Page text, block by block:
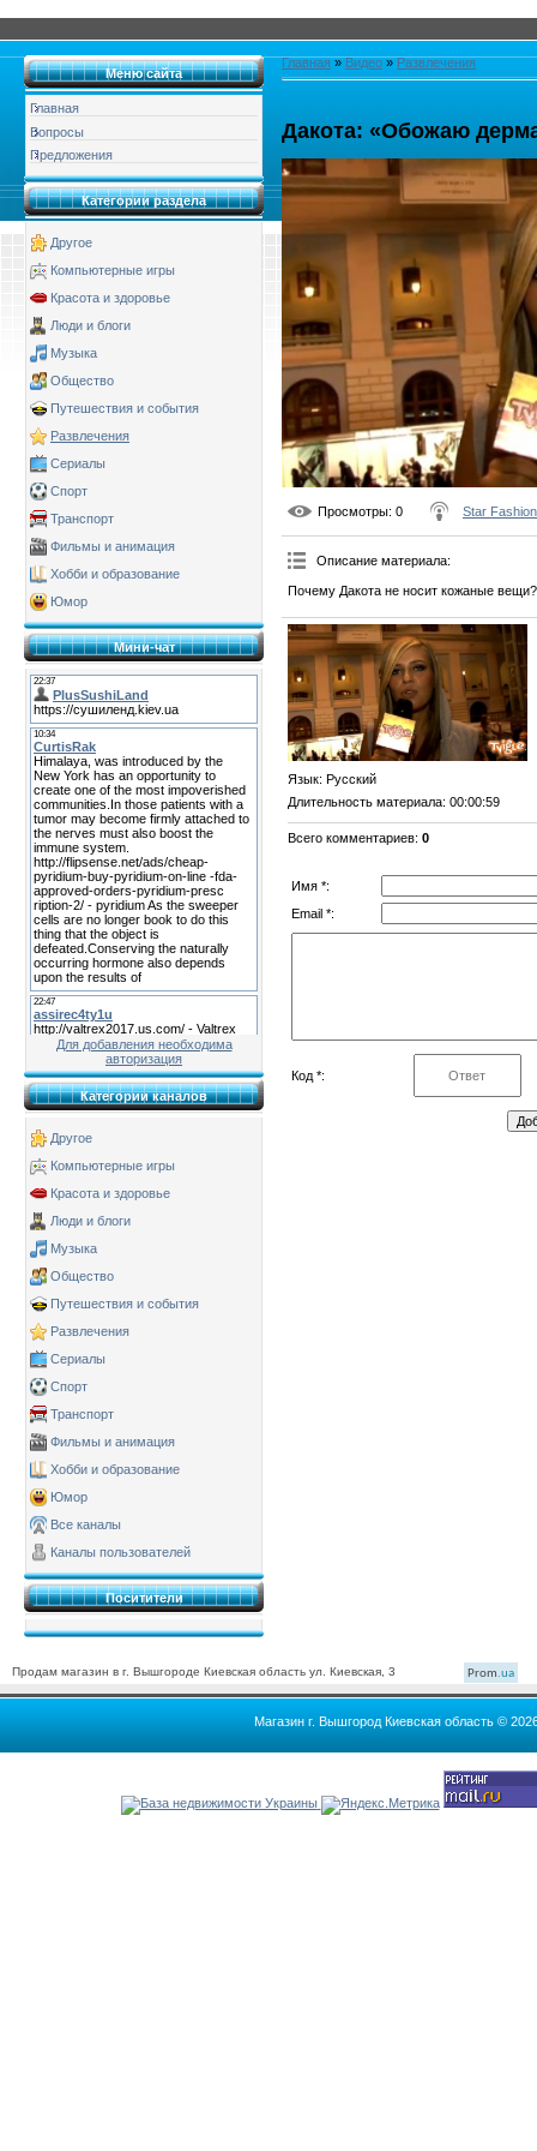
Меню сайта
Главная
Вопросы
Предложения
Категории раздела
Другое
Компьютерные игры
Красота и здоровье
Люди и блоги
Музыка
Общество
Путешествия и события
Развлечения
Сериалы
Спорт
Транспорт
Фильмы и анимация
Хобби и образование
Юмор
Мини-чат
Для добавления необходима
авторизация
Категории каналов
Другое
Компьютерные игры
Красота и здоровье
Люди и блоги
Музыка
Общество
Путешествия и события
Развлечения
Сериалы
Спорт
Транспорт
Фильмы и анимация
Хобби и образование
Юмор
Все каналы
Каналы пользователей
Поситители
Главная » Видео » Развлечения
Дакота: «Обожаю
Просмотры: 0 Star Fashion
Описание материала:
Почему Дакота не носит кожаные вещи?
Язык: Русский
Длительность материала: 00:00:59
Всего комментариев: 0
Имя *:
Email *:
Код *:
Продам магазин в г. Вышгороде Киевская область ул. Киевская, 3 Prom.ua
Магазин г. Вышгород Киевская область ©